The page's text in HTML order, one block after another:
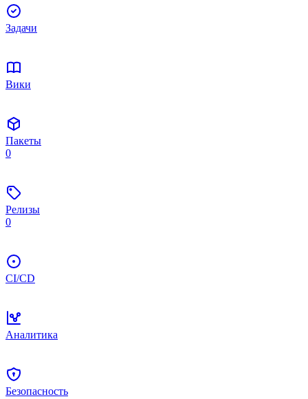
Задачи
Вики
Пакеты
0
Релизы
0
CI/CD
Аналитика
Безопасность